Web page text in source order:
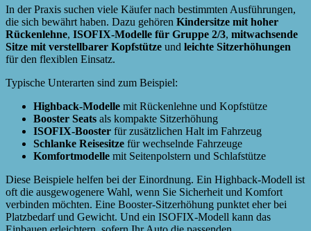
In der Praxis suchen viele Käufer nach bestimmten Ausführungen,
die sich bewährt haben. Dazu gehören Kindersitze mit hoher
Rückenlehne, ISOFIX-Modelle für Gruppe 2/3, mitwachsende
Sitze mit verstellbarer Kopfstütze und leichte Sitzerhöhungen
für den flexiblen Einsatz.
Typische Unterarten sind zum Beispiel:
Highback-Modelle mit Rückenlehne und Kopfstütze
Booster Seats als kompakte Sitzerhöhung
ISOFIX-Booster für zusätzlichen Halt im Fahrzeug
Schlanke Reisesitze für wechselnde Fahrzeuge
Komfortmodelle mit Seitenpolstern und Schlafstütze
Diese Beispiele helfen bei der Einordnung. Ein Highback-Modell ist
oft die ausgewogenere Wahl, wenn Sie Sicherheit und Komfort
verbinden möchten. Eine Booster-Sitzerhöhung punktet eher bei
Platzbedarf und Gewicht. Und ein ISOFIX-Modell kann das